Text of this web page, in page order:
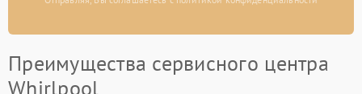
Преимущества сервисного центра
Whirlpool